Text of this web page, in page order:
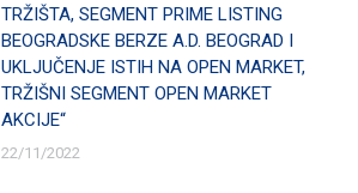
TRŽIŠTA, SEGMENT PRIME LISTING
BEOGRADSKE BERZE A.D. BEOGRAD I
UKLJUČENJE ISTIH NA OPEN MARKET,
TRŽIŠNI SEGMENT OPEN MARKET
AKCIJE“
22/11/2022